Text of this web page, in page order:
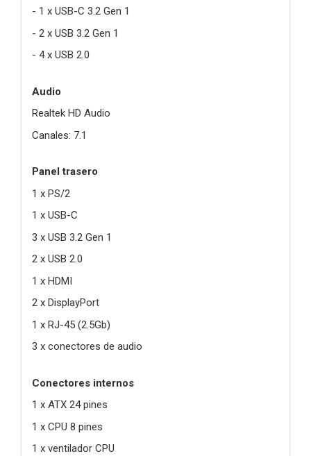
- 1 x USB-C 3.2 Gen 1
- 2 x USB 3.2 Gen 1
- 4 x USB 2.0
Audio
Realtek HD Audio
Canales: 7.1
Panel trasero
1 x PS/2
1 x USB-C
3 x USB 3.2 Gen 1
2 x USB 2.0
1 x HDMI
2 x DisplayPort
1 x RJ-45 (2.5Gb)
3 x conectores de audio
Conectores internos
1 x ATX 24 pines
1 x CPU 8 pines
1 x ventilador CPU